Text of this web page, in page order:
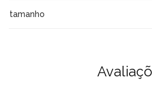
tamanho